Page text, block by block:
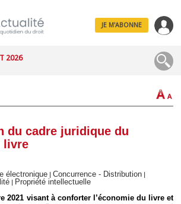
JE M'ABONNE
2026
du cadre juridique du
livre
électronique Concurrence - Distribution
Propriété intellectuelle
2021 visant à conforter l’économie du livre et